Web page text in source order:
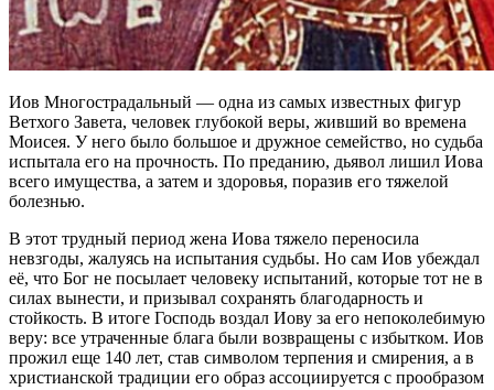
Иов Многострадальный — одна из самых известных фигур
Ветхого Завета, человек глубокой веры, живший во времена
Моисея. У него было большое и дружное семейство, но судьба
испытала его на прочность. По преданию, дьявол лишил Иова
всего имущества, а затем и здоровья, поразив его тяжелой
болезнью.
В этот трудный период жена Иова тяжело переносила
невзгоды, жалуясь на испытания судьбы. Но сам Иов убеждал
её, что Бог не посылает человеку испытаний, которые тот не в
силах вынести, и призывал сохранять благодарность и
стойкость. В итоге Господь воздал Иову за его непоколебимую
веру: все утраченные блага были возвращены с избытком. Иов
прожил еще 140 лет, став символом терпения и смирения, а в
христианской традиции его образ ассоциируется с прообразом